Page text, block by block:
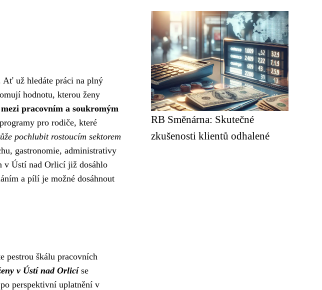
už hledáte práci na plný
hodnotu, kterou ženy
pracovním a soukromým
pro rodiče, které
pochlubit rostoucím sektorem
gastronomie, administrativy
v Ústí nad Orlicí již dosáhlo
a pílí je možné dosáhnout
pestrou škálu pracovních
v Ústí nad Orlicíse
perspektivní uplatnění v
RB Směnárna: Skutečné
zkušenosti klientů odhalené